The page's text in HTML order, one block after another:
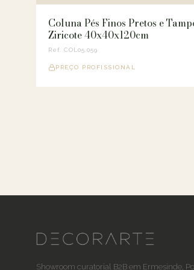
Coluna Pés Finos Pretos e
Ziricote 40x40x120cm
Ref. COL05.059
PREÇO PROFISSIONAL
Showroom curatorial B2B em Ermesinde,